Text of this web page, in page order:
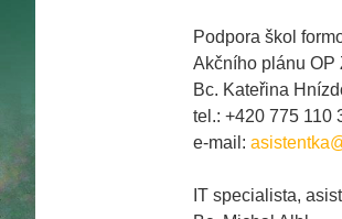
Podpora škol
Akčního plánu OP
Bc. Kateřina
tel.: +420 775 110
e-mail:
IT specialista,